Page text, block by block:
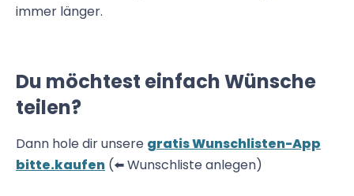
immer länger.
Du möchtest einfach Wünsche
teilen?
Dann hole dir unsere gratis Wunschlisten-App
bitte.kaufen (⬅️ Wunschliste anlegen)